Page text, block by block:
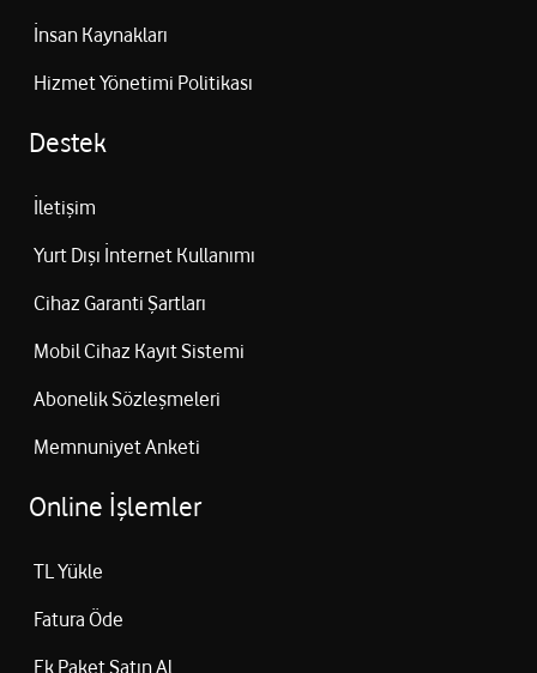
İnsan Kaynakları
Hizmet Yönetimi Politikası
Destek
İletişim
Yurt Dışı İnternet Kullanımı
Cihaz Garanti Şartları
Mobil Cihaz Kayıt Sistemi
Abonelik Sözleşmeleri
Memnuniyet Anketi
Online İşlemler
TL Yükle
Fatura Öde
Ek Paket Satın Al